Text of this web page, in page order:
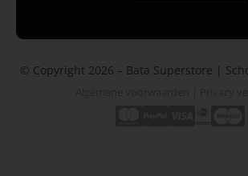
© Copyright 2026 – Bata Superstore |